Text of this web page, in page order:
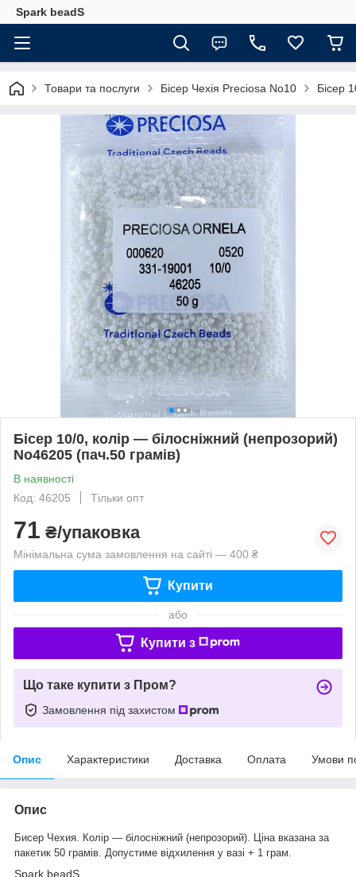
Spark beadS
Товари та послуги Бісер Чехія Preciosa No10 Бісер
Бісер 10/0, колір — білосніжний (непрозорий)
No46205 (пач.50 грамів)
В наявності
Код: 46205
Тільки опт
71 ₴/упаковка
Мінімальна сума замовлення на сайті — 400 ₴
Купити
або
Купити з
Що таке купити з Пром?
Замовлення під захистом
Опис Характеристики Доставка Оплата Умови
Опис
Бисер Чехия. Колір — білосніжний (непрозорий)
Ціна вказана за
пакетик 50 грамів. Допустиме відхилення у вазі + 1 грам.
Spark beadS